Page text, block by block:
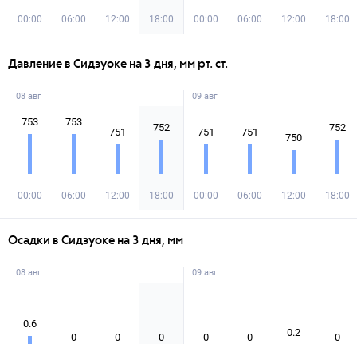
00:00 06:00 12:00 18:00 00:00 06:00 12:00 18:00
Давление в Сидзуоке на 3 дня, мм рт. ст.
08 авг
753
00:00
753
06:00
751
12:00
752
18:00
09 авг
751
00:00
751
06:00
750
12:00
752
18:00
Осадки в Сидзуоке на 3 дня, мм
08 авг
0.6
0 0 0
09 авг
0 0 0.2 0